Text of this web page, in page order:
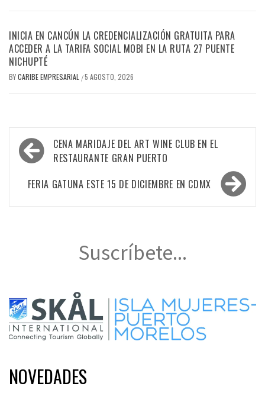
INICIA EN CANCÚN LA CREDENCIALIZACIÓN GRATUITA PARA
ACCEDER A LA TARIFA SOCIAL MOBI EN LA RUTA 27 PUENTE
NICHUPTÉ
BYCARIBE EMPRESARIAL /5 AGOSTO, 2026
Navegación
de
entradas
CENA MARIDAJE DEL ART WINE CLUB EN EL
RESTAURANTE GRAN PUERTO
FERIA GATUNA ESTE 15 DE DICIEMBRE EN CDMX
Suscríbete...
NOVEDADES